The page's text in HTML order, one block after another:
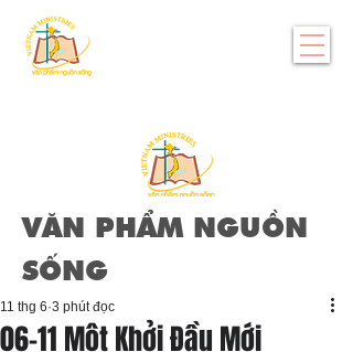
VĂN PHẨM NGUỒN
SỐNG
06-11 Một Khởi Đầu Mới
11 thg 6 3 phút đọc